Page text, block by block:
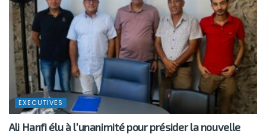
EXECUTIVES
Ali Hanfi élu à l’unanimité pour présider la nouvelle